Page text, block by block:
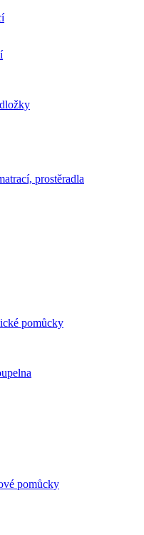
prostěradla
pomůcky
pomůcky